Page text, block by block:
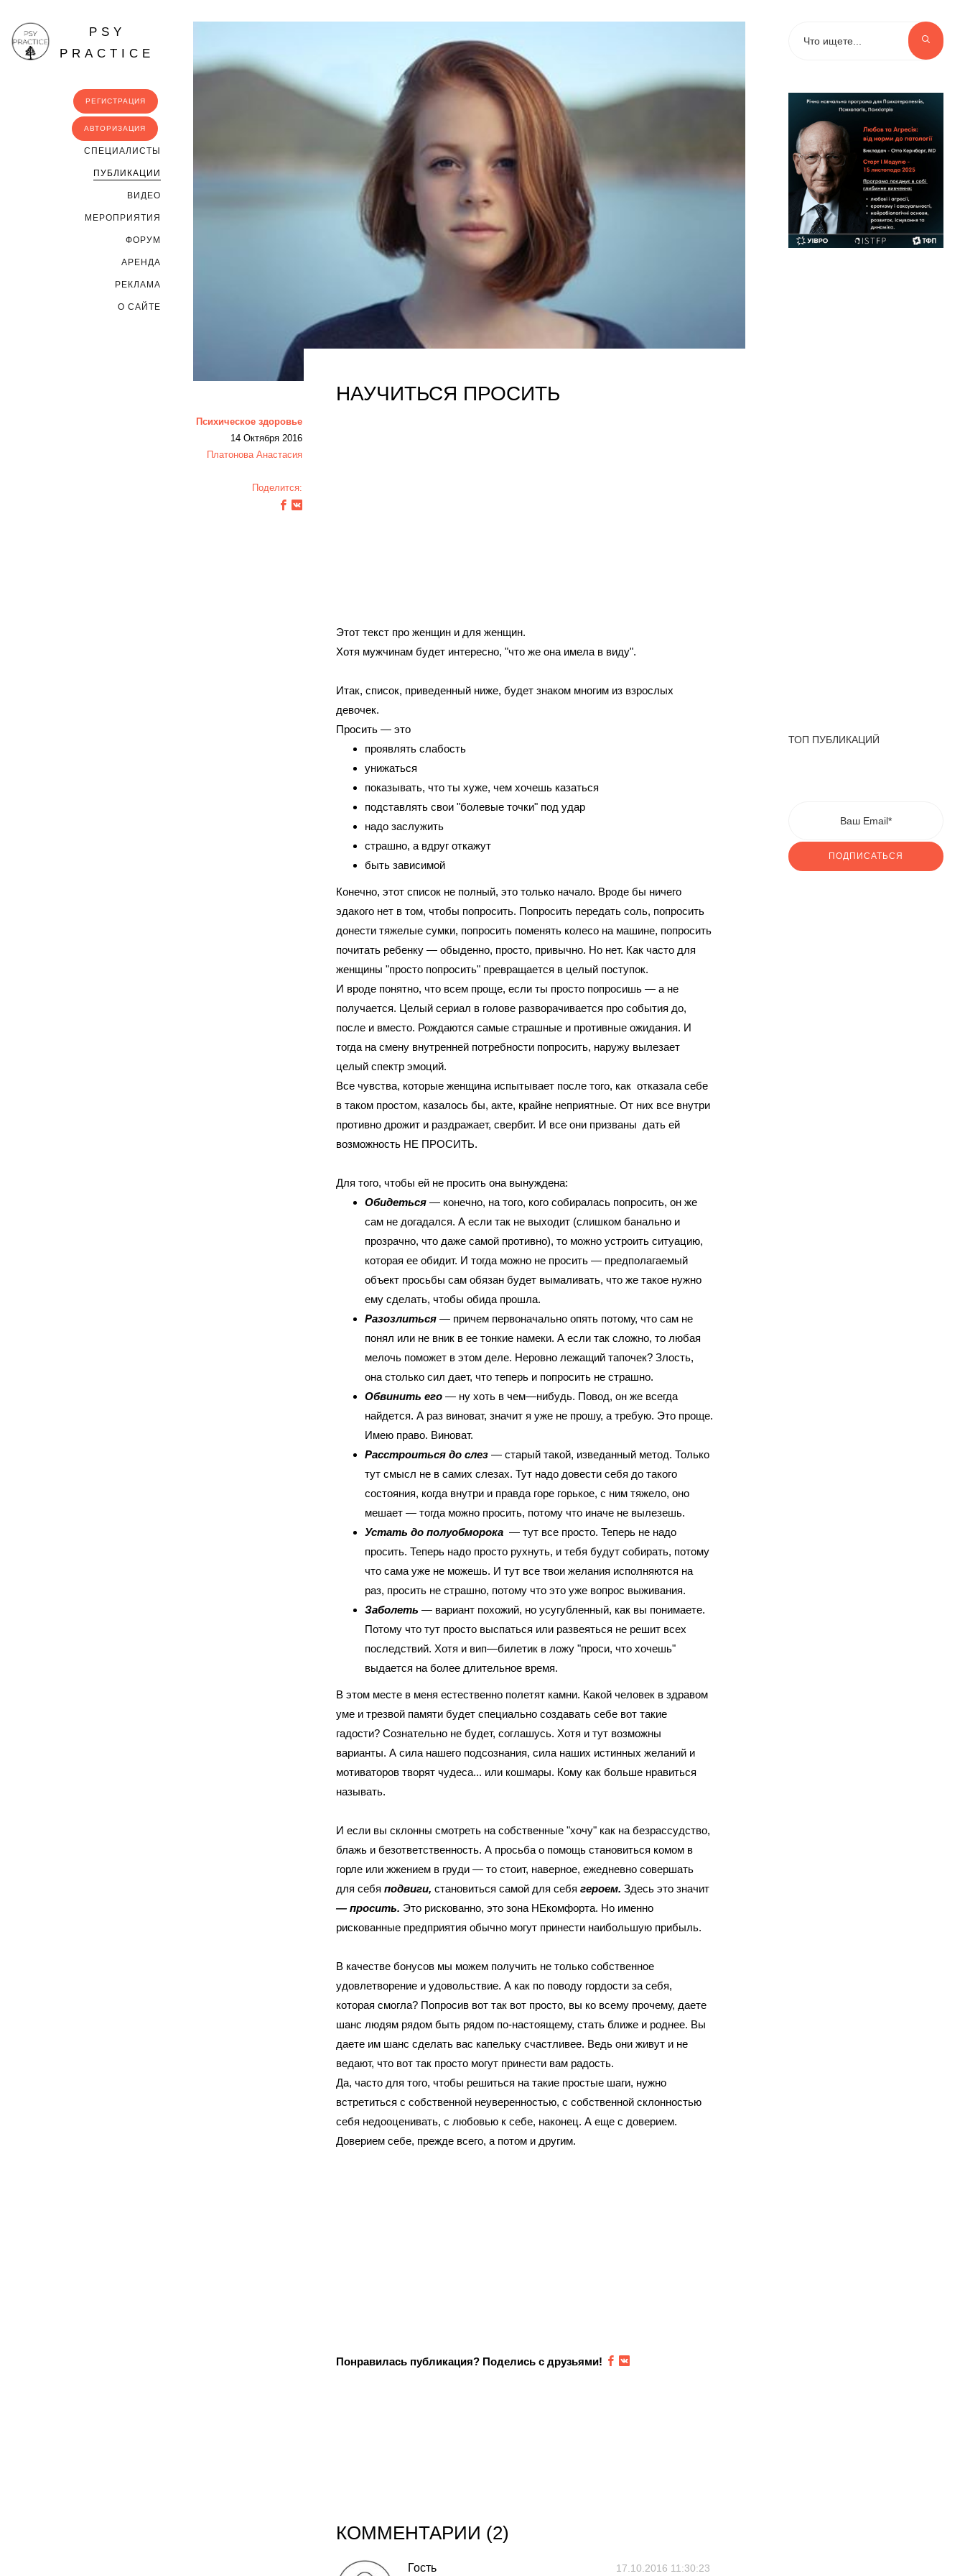
PSY
PRACTICE
РЕГИСТРАЦИЯ
АВТОРИЗАЦИЯ
CПЕЦИАЛИСТЫ
ПУБЛИКАЦИИ
ВИДЕО
МЕРОПРИЯТИЯ
ФОРУМ
АРЕНДА
РЕКЛАМА
О САЙТЕ
Психическое здоровье
14 Октября 2016
Платонова Анастасия
Поделится:
НАУЧИТЬСЯ ПРОСИТЬ
Этот текст про женщин и для женщин.
Хотя мужчинам будет интересно, "что же она имела в виду".
Итак, список, приведенный ниже, будет знаком многим из взрослых
девочек.
Просить — это
проявлять слабость
унижаться
показывать, что ты хуже, чем хочешь казаться
подставлять свои "болевые точки" под удар
надо заслужить
страшно, а вдруг откажут
быть зависимой
Конечно, этот список не полный, это только начало. Вроде бы ничего
эдакого нет в том, чтобы попросить. Попросить передать соль, попросить
донести тяжелые сумки, попросить поменять колесо на машине, попросить
почитать ребенку — обыденно, просто, привычно. Но нет. Как часто для
женщины "просто попросить" превращается в целый поступок.
И вроде понятно, что всем проще, если ты просто попросишь — а не
получается. Целый сериал в голове разворачивается про события до,
после и вместо. Рождаются самые страшные и противные ожидания. И
тогда на смену внутренней потребности попросить, наружу вылезает
целый спектр эмоций.
Все чувства, которые женщина испытывает после того, как отказала себе
в таком простом, казалось бы, акте, крайне неприятные. От них все внутри
противно дрожит и раздражает, свербит. И все они призваны дать ей
возможность НЕ ПРОСИТЬ.
Для того, чтобы ей не просить она вынуждена:
Обидеться— конечно, на того, кого собиралась попросить, он же
сам не догадался. А если так не выходит (слишком банально и
прозрачно, что даже самой противно), то можно устроить ситуацию,
которая ее обидит. И тогда можно не просить — предполагаемый
объект просьбы сам обязан будет вымаливать, что же такое нужно
ему сделать, чтобы обида прошла.
Разозлиться— причем первоначально опять потому, что сам не
понял или не вник в ее тонкие намеки. А если так сложно, то любая
мелочь поможет в этом деле. Неровно лежащий тапочек? Злость,
она столько сил дает, что теперь и попросить не страшно.
Обвинить его — ну хоть в чем—нибудь. Повод, он же всегда
найдется. А раз виноват, значит я уже не прошу, а требую. Это проще.
Имею право. Виноват.
Расстроиться до слез— старый такой, изведанный метод. Только
тут смысл не в самих слезах. Тут надо довести себя до такого
состояния, когда внутри и правда горе горькое, с ним тяжело, оно
мешает — тогда можно просить, потому что иначе не вылезешь.
Устать до полуобморока — тут все просто. Теперь не надо
просить. Теперь надо просто рухнуть, и тебя будут собирать, потому
что сама уже не можешь. И тут все твои желания исполняются на
раз, просить не страшно, потому что это уже вопрос выживания.
Заболеть — вариант похожий, но усугубленный, как вы понимаете.
Потому что тут просто выспаться или развеяться не решит всех
последствий. Хотя и вип—билетик в ложу "проси, что хочешь"
выдается на более длительное время.
В этом месте в меня естественно полетят камни. Какой человек в здравом
уме и трезвой памяти будет специально создавать себе вот такие
гадости? Сознательно не будет, соглашусь. Хотя и тут возможны
варианты. А сила нашего подсознания, сила наших истинных желаний и
мотиваторов творят чудеса... или кошмары. Кому как больше нравиться
называть.
И если вы склонны смотреть на собственные "хочу" как на безрассудство,
блажь и безответственность. А просьба о помощь становиться комом в
горле или жжением в груди — то стоит, наверное, ежедневно совершать
для себя подвиги, становиться самой для себя героем. Здесь это значит
— просить. Это рискованно, это зона НЕкомфорта. Но именно
рискованные предприятия обычно могут принести наибольшую прибыль.
В качестве бонусов мы можем получить не только собственное
удовлетворение и удовольствие. А как по поводу гордости за себя,
которая смогла? Попросив вот так вот просто, вы ко всему прочему, даете
шанс людям рядом быть рядом по-настоящему, стать ближе и роднее. Вы
даете им шанс сделать вас капельку счастливее. Ведь они живут и не
ведают, что вот так просто могут принести вам радость.
Да, часто для того, чтобы решиться на такие простые шаги, нужно
встретиться с собственной неуверенностью, с собственной склонностью
себя недооценивать, с любовью к себе, наконец. А еще с доверием.
Доверием себе, прежде всего, а потом и другим.
Понравилась публикация? Поделись с друзьями!
КОММЕНТАРИИ (2)
Гость 17.10.2016 11:30:23
ТОП ПУБЛИКАЦИЙ
ПОДПИСАТЬСЯ